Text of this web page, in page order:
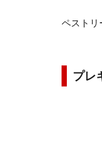
ペストリ
プレ